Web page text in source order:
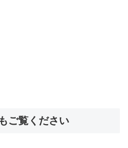
ご覧ください